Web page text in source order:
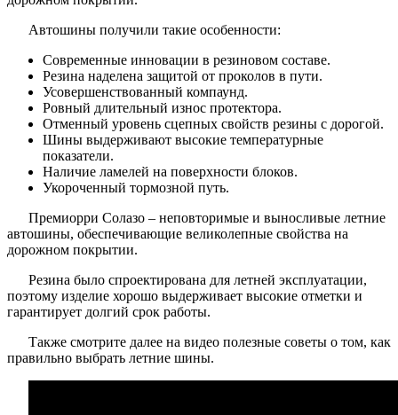
Автошины получили такие особенности:
Современные инновации в резиновом составе.
Резина наделена защитой от проколов в пути.
Усовершенствованный компаунд.
Ровный длительный износ протектора.
Отменный уровень сцепных свойств резины с дорогой.
Шины выдерживают высокие температурные
показатели.
Наличие ламелей на поверхности блоков.
Укороченный тормозной путь.
Премиорри Солазо – неповторимые и выносливые летние
автошины, обеспечивающие великолепные свойства на
дорожном покрытии.
Резина было спроектирована для летней эксплуатации,
поэтому изделие хорошо выдерживает высокие отметки и
гарантирует долгий срок работы.
Также смотрите далее на видео полезные советы о том, как
правильно выбрать летние шины.